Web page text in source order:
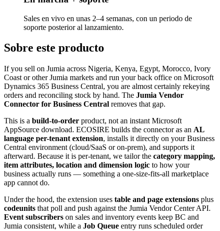
Sales en vivo en unas 2–4 semanas, con un periodo de
soporte posterior al lanzamiento.
Sobre este producto
If you sell on Jumia across Nigeria, Kenya, Egypt, Morocco, Ivory
Coast or other Jumia markets and run your back office on Microsoft
Dynamics 365 Business Central, you are almost certainly rekeying
orders and reconciling stock by hand. The Jumia Vendor
Connector for Business Central removes that gap.
This is a build-to-order product, not an instant Microsoft
AppSource download. ECOSIRE builds the connector as an AL
language per-tenant extension, installs it directly on your Business
Central environment (cloud/SaaS or on-prem), and supports it
afterward. Because it is per-tenant, we tailor the category mapping,
item attributes, location and dimension logic to how your
business actually runs — something a one-size-fits-all marketplace
app cannot do.
Under the hood, the extension uses table and page extensions plus
codeunits that poll and push against the Jumia Vendor Center API.
Event subscribers on sales and inventory events keep BC and
Jumia consistent, while a Job Queue entry runs scheduled order